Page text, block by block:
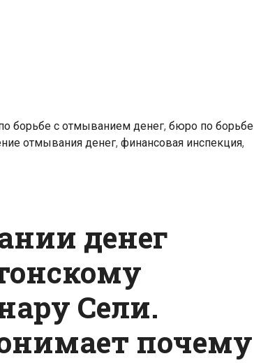
борьбе с отмыванием денег, бюро по борьбе
отмывания денег, финансовая инспекция,
денег
Сели.
почему